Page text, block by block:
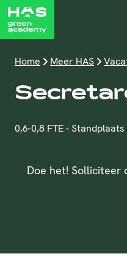
Home Meer HAS
0,6-0,8 FTE -
Doe het! Solliciteer